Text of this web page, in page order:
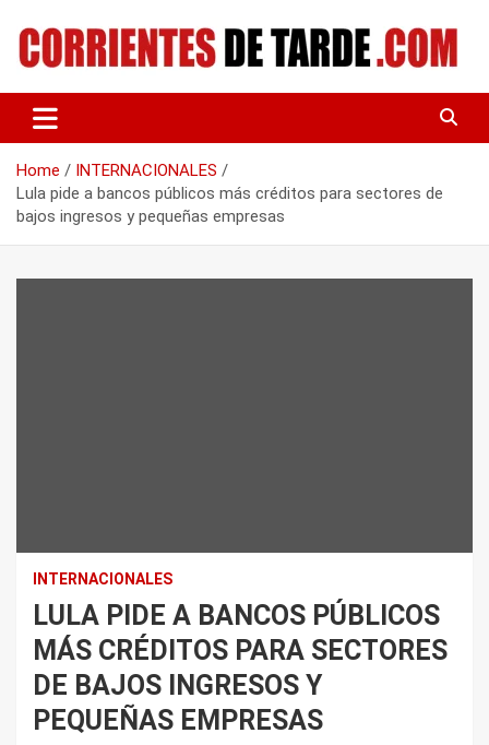
content
CORRIENTES DE TARDE
Home
INTERNACIONALES
Lula pide a bancos públicos más créditos para sectores de
bajos ingresos y pequeñas empresas
INTERNACIONALES
LULA PIDE A BANCOS PÚBLICOS
MÁS CRÉDITOS PARA SECTORES
DE BAJOS INGRESOS Y
PEQUEÑAS EMPRESAS